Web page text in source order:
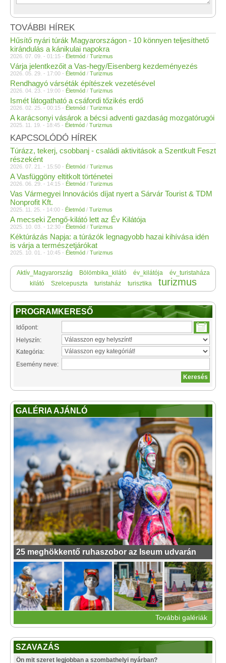
TOVÁBBI HÍREK
Hűsítő nyári túrák Magyarországon - 10 könnyen teljesíthető
kirándulás a kánikulai napokra
2026. 07. 09. - 01:15 - Életmód / Turizmus
Várja jelentkezőit a Vas-hegy/Eisenberg kezdeményezés
2026. 05. 29. - 17:00 - Életmód / Turizmus
Rendhagyó várséták építészek vezetésével
2026. 04. 23. - 19:00 - Életmód / Turizmus
Ismét látogatható a csáfordi tőzikés erdő
2026. 02. 25. - 00:15 - Életmód / Turizmus
A karácsonyi vásárok a bécsi adventi gazdaság mozgatórugói
2025. 11. 19. - 18:45 - Életmód / Turizmus
KAPCSOLÓDÓ HÍREK
Túrázz, tekerj, csobbanj - családi aktivitások a Szentkult Feszt
részeként
2026. 07. 21. - 15:50 - Életmód / Turizmus
A Vasfüggöny eltitkolt történetei
2026. 06. 29. - 14:15 - Életmód / Turizmus
Vas Vármegyei Innovációs díjat nyert a Sárvár Tourist & TDM
Nonprofit Kft.
2025. 11. 25. - 14:00 - Életmód / Turizmus
A mecseki Zengő-kilátó lett az Év Kilátója
2025. 10. 03. - 12:30 - Életmód / Turizmus
Kéktúrázás Napja: a túrázók legnagyobb hazai kihívása idén
is várja a természetjárókat
2025. 10. 01. - 10:45 - Életmód / Turizmus
Aktív_Magyarország Bölömbika_kilátó év_kilátója
év_turistaháza
kilátó
Szelcepuszta turistaház turisztika turizmus
PROGRAMKERESŐ
Időpont:
Helyszín:
Kategória:
Esemény neve:
GALÉRIA AJÁNLÓ
25 meghökkentő ruhaszobor az Iseum udvarán
További galériák
SZAVAZÁS
Ön mit szeret legjobban a szombathelyi nyárban?